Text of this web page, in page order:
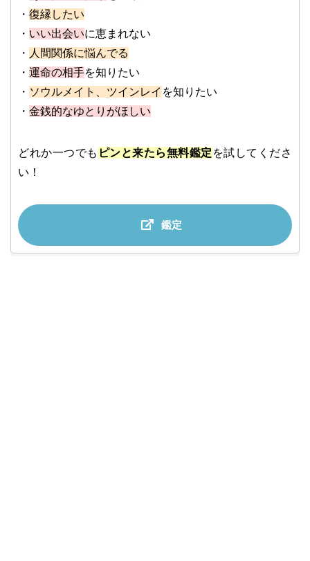
・ 復縁したい
・ いい出会いに恵まれない
・ 人間関係に悩んでる
・ 運命の相手を知りたい
・ ソウルメイト、ツインレイ を知りたい
・ 金銭的なゆとりがほしい
どれか一つでも ピンと来たら無料鑑定 を試してくださ
い！
鑑定